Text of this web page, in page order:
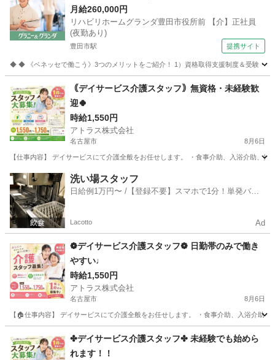
豊田市役所前 【介】正社員(夜勤あり) 老人介護施
設スタッフ
月給260,000円
リハビリホームグランダ豊田市役所前 【介】正社員
(夜勤あり)
豊田市駅 提携サイト
◆ ◆ 《ベネッセで働こう》3つのメリットをご紹介！ 1）資格取得支援制度＆受験・
豊田市駅 介護
｟デイサービス介護スタッフ｠無資格・未経験歓
迎🍀
時給1,550円
アトラス株式会社
名古屋市 8月6日
【仕事内容】 デイサービスにて介護全般をお任せします。 ・食事介助、入浴介助、
愛知 名古屋市 介護 スタッフ
洗い場スタッフ
日給例1万円〜 /【登録不要】スマホで1分！単発バイ
Lacotto Ad
❁デイサービス介護スタッフ❁ 日勤帯のみで働き
やすい♩
時給1,550円
アトラス株式会社
名古屋市 8月6日
【🏠仕事内容】 デイサービスにて介護全般をお任せします。 ・食事介助、入浴介
介護 スタッフ
✤デイサービス介護スタッフ✤ 未経験でも始めら
れます！！